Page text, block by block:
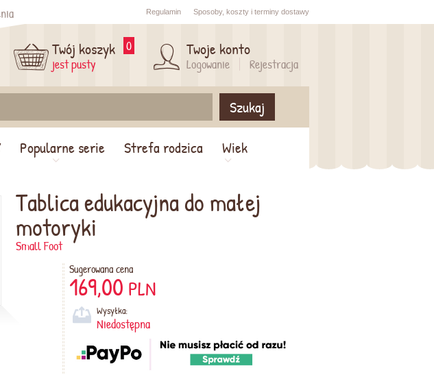
Regulamin Sposoby, koszty i terminy dostawy
Twój koszyk
jest pusty
0 Twoje konto
Logowanie Rejestracja
Szukaj
Popularne serie Strefa rodzica Wiek
Tablica edukacyjna do małej
motoryki
Small Foot
Sugerowana cena
169,00 PLN
Wysyłka:
Niedostępna